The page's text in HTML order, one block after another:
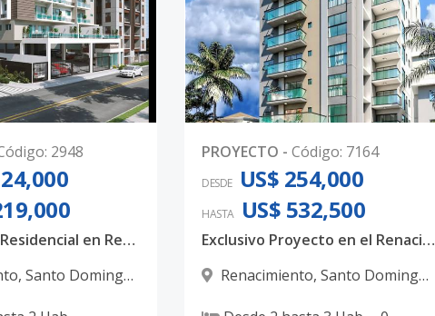
: 2948
Espectacular Residencial en Renacimiento
, Santo Domingo
PROYECTO - Código: 7164
DESDE US$ 254,000
HASTA US$ 532,500
Exclusivo Proyecto en el Renacimiento un Lujo familiar
Renacimiento, Santo Domingo